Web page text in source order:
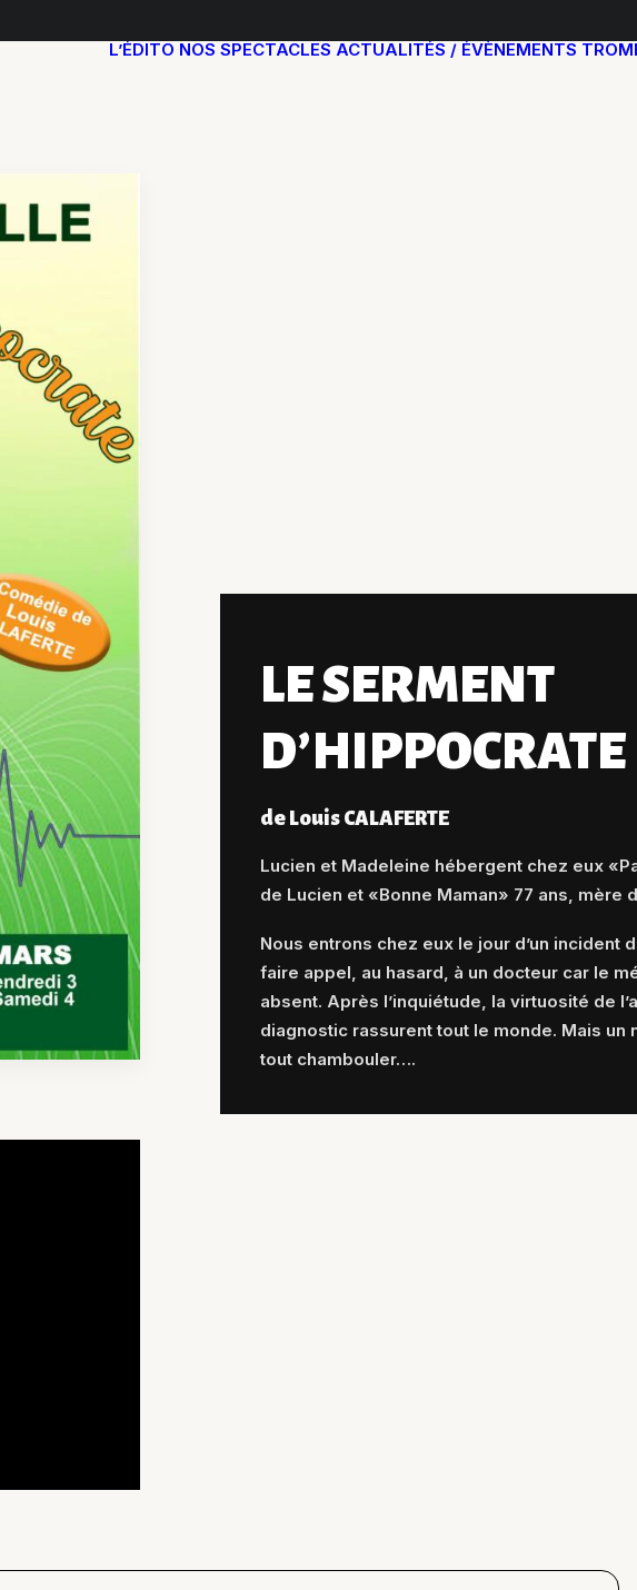
L’ÉDITO NOS SPECTACLES ACTUALITÉS / ÉVÈNEMENTS
LE SERMENT
D’HIPPOCRATE
de Louis CALAFERTE
Lucien et Madeleine hébergent chez eux
de Lucien et «Bonne Maman» 77 ans, mère
Nous entrons chez eux le jour d’un incident
faire appel, au hasard, à un docteur car le
absent. Après l’inquiétude, la virtuosité de
diagnostic rassurent tout le monde. Mais un
tout chambouler….